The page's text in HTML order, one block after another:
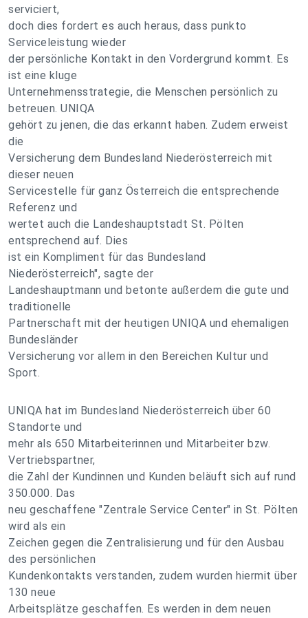
serviciert,
doch dies fordert es auch heraus, dass punkto
Serviceleistung wieder
der persönliche Kontakt in den Vordergrund kommt. Es
ist eine kluge
Unternehmensstrategie, die Menschen persönlich zu
betreuen. UNIQA
gehört zu jenen, die das erkannt haben. Zudem erweist
die
Versicherung dem Bundesland Niederösterreich mit
dieser neuen
Servicestelle für ganz Österreich die entsprechende
Referenz und
wertet auch die Landeshauptstadt St. Pölten
entsprechend auf. Dies
ist ein Kompliment für das Bundesland
Niederösterreich", sagte der
Landeshauptmann und betonte außerdem die gute und
traditionelle
Partnerschaft mit der heutigen UNIQA und ehemaligen
Bundesländer
Versicherung vor allem in den Bereichen Kultur und
Sport.
UNIQA hat im Bundesland Niederösterreich über 60
Standorte und
mehr als 650 Mitarbeiterinnen und Mitarbeiter bzw.
Vertriebspartner,
die Zahl der Kundinnen und Kunden beläuft sich auf rund
350.000. Das
neu geschaffene "Zentrale Service Center" in St. Pölten
wird als ein
Zeichen gegen die Zentralisierung und für den Ausbau
des persönlichen
Kundenkontakts verstanden, zudem wurden hiermit über
130 neue
Arbeitsplätze geschaffen. Es werden in dem neuen